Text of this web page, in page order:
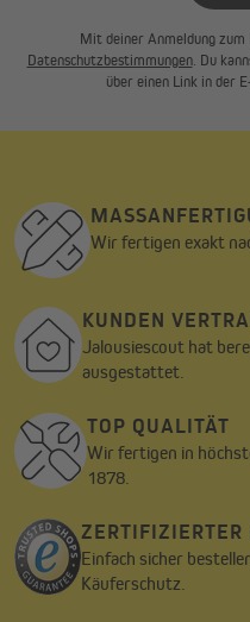
Einfache Montage
mit Hilfe eines extra-starken
Nachhaltige Ersatzstoffe
Unsere Produkte werden
Nachhaltigkeit bei und bieten
verantwortungsvoll
Mit deiner Anmeldung
Datenschutzbestimmungen. Du
über einen Link in der
Wir fertigen exakt
KUNDEN
Jalousiescout hat
ausgestattet.
TOP QUALITÄT
Wir fertigen in
1878.
ZERTIFIZIERTER
Einfach sicher
Käuferschutz.